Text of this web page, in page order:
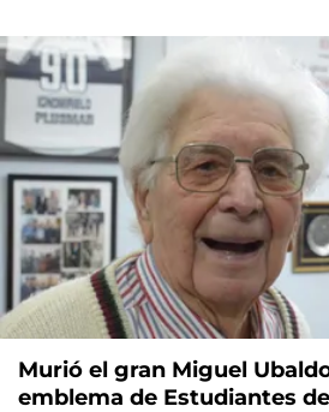
Murió el gran Miguel
emblema de Estudiantes